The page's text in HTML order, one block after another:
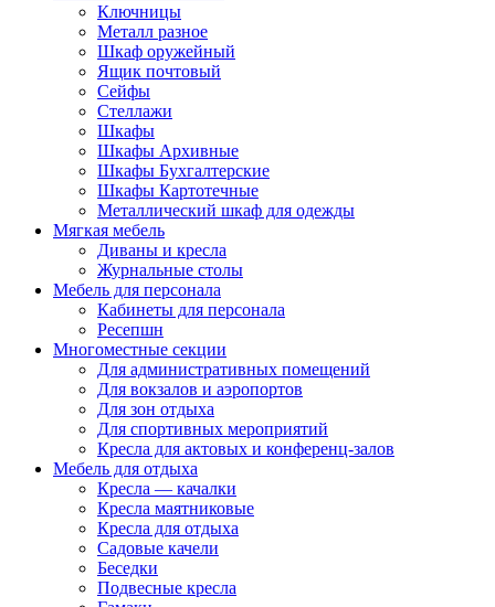
Ключницы
Металл разное
Шкаф оружейный
Ящик почтовый
Сейфы
Стеллажи
Шкафы
Шкафы Архивные
Шкафы Бухгалтерские
Шкафы Картотечные
Металлический шкаф для одежды
Мягкая мебель
Диваны и кресла
Журнальные столы
Мебель для персонала
Кабинеты для персонала
Ресепшн
Многоместные секции
Для административных помещений
Для вокзалов и аэропортов
Для зон отдыха
Для спортивных мероприятий
Кресла для актовых и конференц-залов
Мебель для отдыха
Кресла — качалки
Кресла маятниковые
Кресла для отдыха
Садовые качели
Беседки
Подвесные кресла